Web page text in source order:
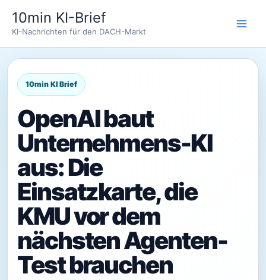
Inhalt
springen
10min KI-Brief
KI-Nachrichten für den DACH-Markt
OpenAI baut
Unternehmens-KI
aus: Die
Einsatzkarte, die
KMU vor dem
nächsten Agenten-
Test brauchen